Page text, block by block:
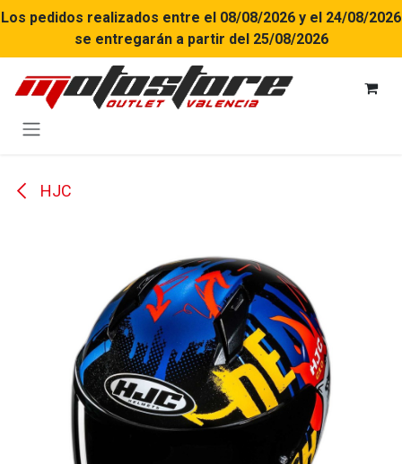
Ir al contenido
Los pedidos realizados entre el 08/08/2026 y el 24/08/2026
se entregarán a partir del 25/08/2026
HJC